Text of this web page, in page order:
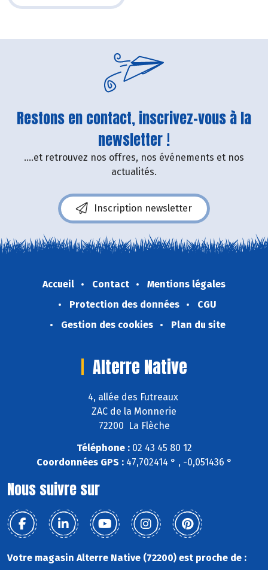
Restons en contact, inscrivez-vous à la
newsletter !
....et retrouvez nos offres, nos événements et nos
actualités.
Inscription newsletter
Accueil Contact
Mentions légales
Protection des données
CGU
Gestion des cookies
Plan du site
Alterre Native
4, allée des Futreaux
ZAC de la Monnerie
72200 La Flèche
Téléphone :02 43 45 80 12
Coordonnées GPS :47,702414 ° , -0,051436 °
Nous suivre sur
Votre magasin Alterre Native (72200) est proche de :